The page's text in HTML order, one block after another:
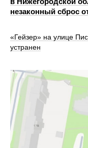
незаконный сброс
«Гейзер» на улице
устранен